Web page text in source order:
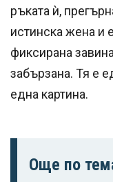
ръката ѝ,
истинска жена и
фиксирана
забързана. Тя е
една картина.
Още по